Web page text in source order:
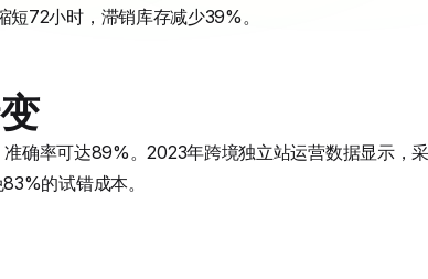
72小时，滞销库存减少39%。
确率可达89%。2023年跨境独立站运营数据显示，
的试错成本。